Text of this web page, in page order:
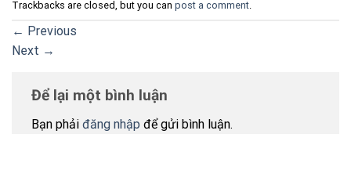
Trackbacks are closed, but you can post a comment.
← Previous
Next →
Để lại một bình luận
Bạn phải đăng nhập để gửi bình luận.